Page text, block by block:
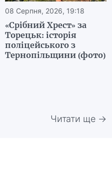
08 Серпня, 2026, 19:18
«Срібний Хрест» за
Торецьк: історія
поліцейського з
Тернопільщини (фото)
Читати ще →